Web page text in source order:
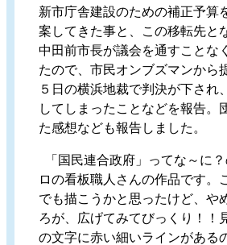
新市庁舎建設のための補正予算
案してきた事と、この移転先と
中田前市長が議会を通すことな
たので、市民オンブズマンから
５日の横浜地裁で判決が下され
してしまったことなどを報告。
た感想なども報告しました。
「国民連合政府」ってな～に
ロの看板職人さんの作品です。
でも描こうかと思ったけど、や
ろが、広げてみてびっくり！！
の文字に赤い細いラインがある